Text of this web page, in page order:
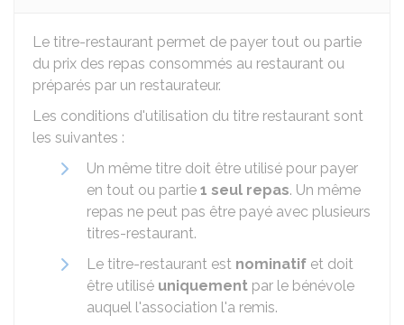
Le titre-restaurant permet de payer tout ou partie
du prix des repas consommés au restaurant ou
préparés par un restaurateur.
Les conditions d'utilisation du titre restaurant sont
les suivantes :
Un même titre doit être utilisé pour payer
en tout ou partie 1 seul repas. Un même
repas ne peut pas être payé avec plusieurs
titres-restaurant.
Le titre-restaurant est nominatif et doit
être utilisé uniquement par le bénévole
auquel l'association l'a remis.